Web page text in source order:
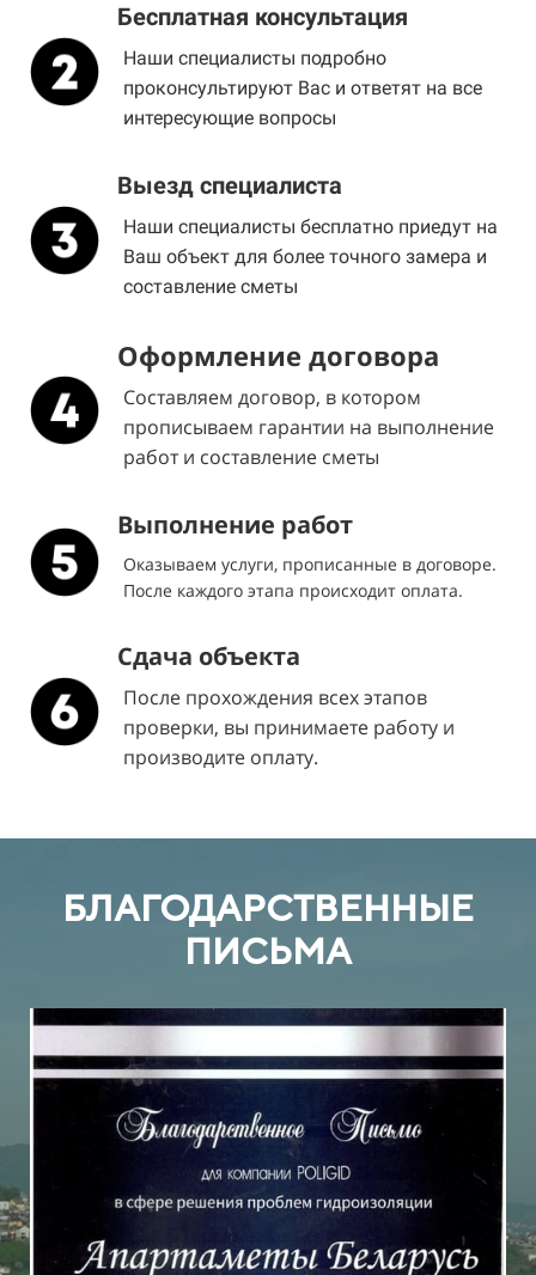
Бесплатная консультация
Наши специалисты подробно
проконсультируют Вас и ответят на все
интересующие вопросы
Выезд специалиста
Наши специалисты бесплатно приедут на
Ваш объект для более точного замера и
составление сметы
Оформление договора
Составляем договор, в котором
прописываем гарантии на выполнение
работ и составление сметы
Выполнение работ
Оказываем услуги, прописанные в договоре.
После каждого этапа происходит оплата.
Сдача объекта
После прохождения всех этапов
проверки, вы принимаете работу и
производите оплату.
БЛАГОДАРСТВЕННЫЕ
ПИСЬМА